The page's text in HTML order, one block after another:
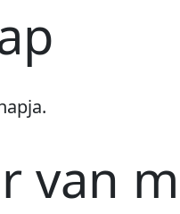
van